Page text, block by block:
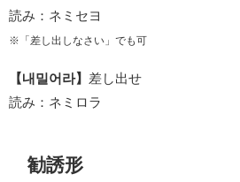
読み：ネミセヨ
※「差し出しなさい」でも可
【내밀어라】 差し出せ
読み：ネミロラ
勧誘形